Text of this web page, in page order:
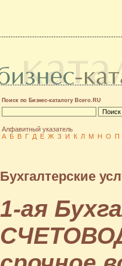
Поиск по Бизнес-каталогу Всего.RU
Алфавитный указатель
А Б В Г Д Е Ж З И К Л М Н О П
Бухгалтерские
1-ая